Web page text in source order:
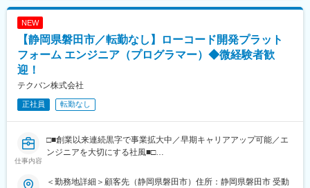
派遣６名、営業1名）が活躍しております。
・社内同士は、仕事に関連するコミュニケーションはとります
が、互いに干渉し合いはしないため、メリハリのある関係となっ
ています。
■働き方
め、あくまで平均値）、服装自由・週2日はリモート勤務とプライ
ベートとの両立が可能な環境が整っています。
■当社について
当社は静岡県浜松市にて自動車関連製造業を中心に、製品設計支
います。
（3）システムに必要な機能や画面等の具体的な仕様を作成・問題
（4）テストの後リリース対応など
■仕事の特徴
自動車用ワイヤーハーネス製造データ設計支援システム 等
※今後通信系や海外からのパッケージソフト案件の受注も想定
※数か月単位のものから数十年単位のものまで幅広い案件を対応
≪開発環境≫
開発言語：C#、Power BI 開発環境：Windows メイン
≪入社後の流れ≫
せていただくため、ご希望のスキルを活用・習得いただける環境
NEW
【静岡県磐田市／転勤なし】ローコード開発プラット
フォーム エンジニア（プログラマー）◆微経験者歓
迎！
テクバン株式会社
正社員 転勤なし
仕事内容
□■創業以来連続黒字で事業拡大中／早期キャリアアップ可能／エ
ンジニアを大切にする社風■□
■当社について：
＜勤務地詳細＞顧客先（静岡県磐田市）住所：静岡県磐田市 受動